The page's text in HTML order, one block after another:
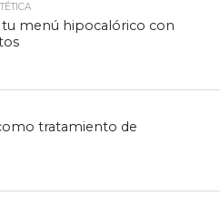
menú hipocalórico con
tratamiento de